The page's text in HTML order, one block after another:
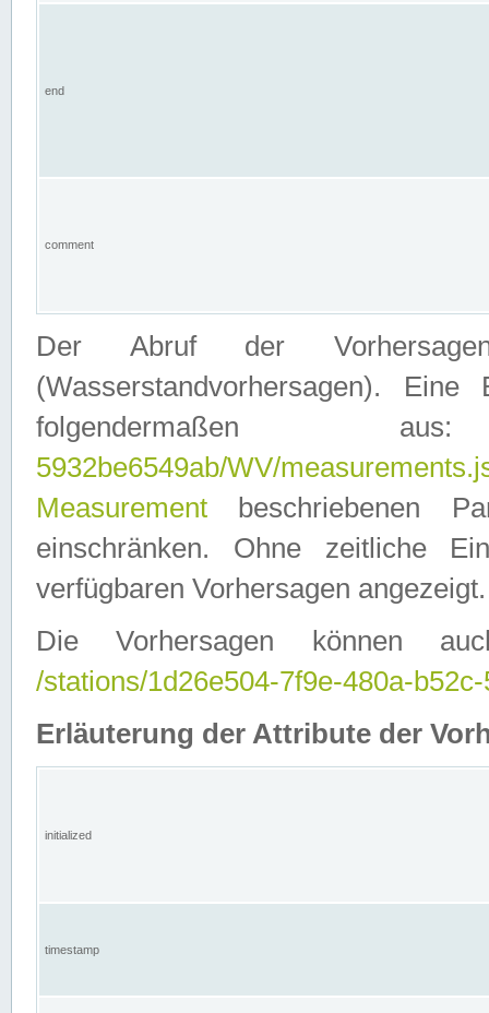
end
comment
Der Abruf der
(Wasserstandvorhersagen).
folgendermaßen
5932be6549ab/WV/
Measurement beschriebenen
einschränken. Ohne zeitliche
verfügbaren Vorhersagen angezeigt.
Die Vorhersagen können
/stations/1d26e504-7f9e-480a-
Erläuterung der Attribute der
initialized
timestamp